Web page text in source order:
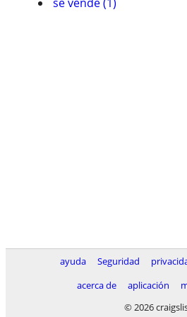
ayuda Seguridad
acerca de
aplicación
© 2026